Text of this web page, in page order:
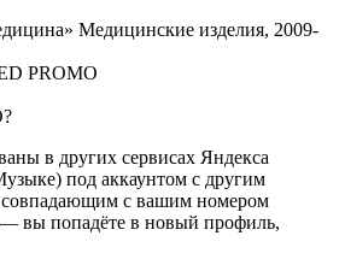
Медицинские изделия, 2009-
PROMO
в других сервисах Яндекса
под аккаунтом с другим
совпадающим с вашим номером
вы попадёте в новый профиль,